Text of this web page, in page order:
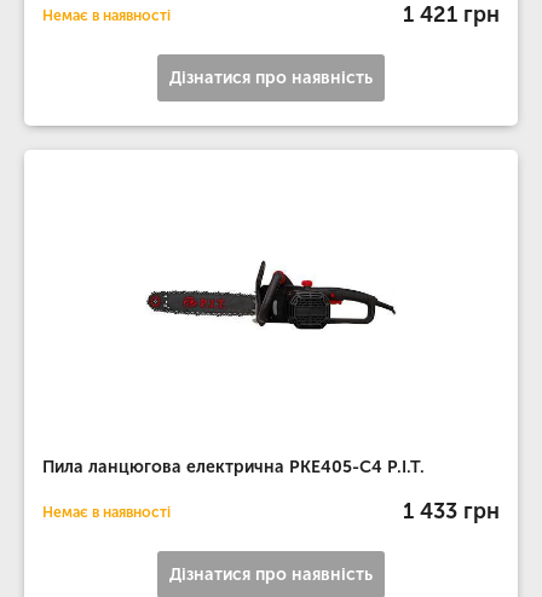
Немає в наявності 1 421 грн
Дізнатися про наявність
Пила ланцюгова електрична PKE405-C4 P.I.T.
Немає в наявності 1 433 грн
Дізнатися про наявність